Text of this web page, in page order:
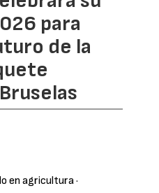
para
de la
en agricultura·